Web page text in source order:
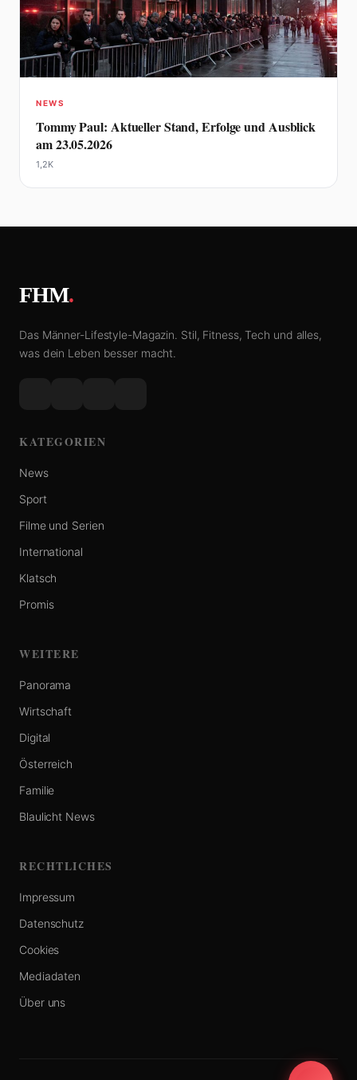
NEWS
Tommy Paul: Aktueller Stand, Erfolge und Ausblick
am 23.05.2026
1,2K
FHM.
Das Männer-Lifestyle-Magazin. Stil, Fitness, Tech und alles,
was dein Leben besser macht.
KATEGORIEN
News
Sport
Filme und Serien
International
Klatsch
Promis
WEITERE
Panorama
Wirtschaft
Digital
Österreich
Familie
Blaulicht News
RECHTLICHES
Impressum
Datenschutz
Cookies
Mediadaten
Über uns